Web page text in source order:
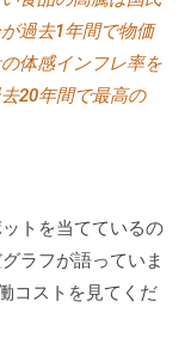
過去1年間で物価
体感インフレ率を
20年間で最高の
トを当てているの
ラフが語っていま
コストを見てくだ